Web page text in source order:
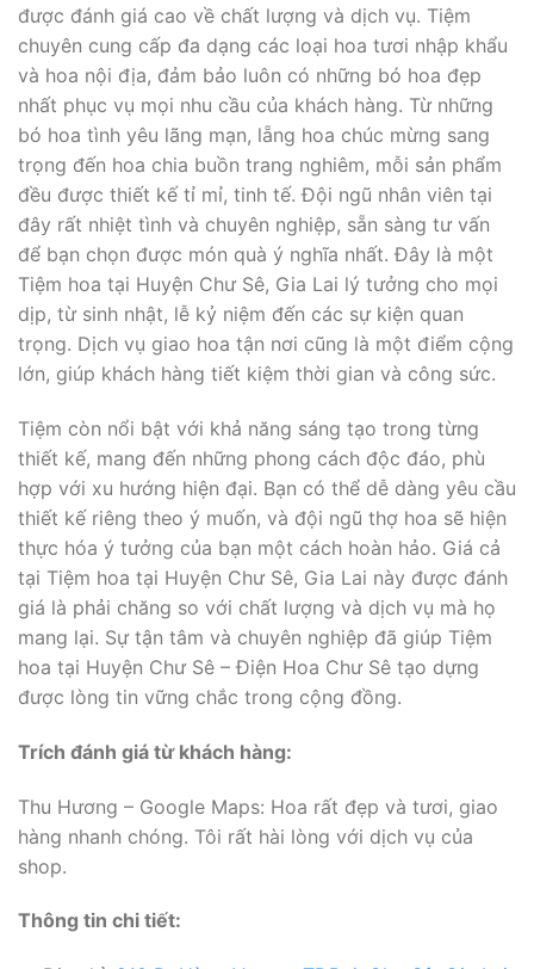
được đánh giá cao về chất lượng và dịch vụ. Tiệm
chuyên cung cấp đa dạng các loại hoa tươi nhập khẩu
và hoa nội địa, đảm bảo luôn có những bó hoa đẹp
nhất phục vụ mọi nhu cầu của khách hàng. Từ những
bó hoa tình yêu lãng mạn, lẵng hoa chúc mừng sang
trọng đến hoa chia buồn trang nghiêm, mỗi sản phẩm
đều được thiết kế tỉ mỉ, tinh tế. Đội ngũ nhân viên tại
đây rất nhiệt tình và chuyên nghiệp, sẵn sàng tư vấn
để bạn chọn được món quà ý nghĩa nhất. Đây là một
Tiệm hoa tại Huyện Chư Sê, Gia Lai lý tưởng cho mọi
dịp, từ sinh nhật, lễ kỷ niệm đến các sự kiện quan
trọng. Dịch vụ giao hoa tận nơi cũng là một điểm cộng
lớn, giúp khách hàng tiết kiệm thời gian và công sức.
Tiệm còn nổi bật với khả năng sáng tạo trong từng
thiết kế, mang đến những phong cách độc đáo, phù
hợp với xu hướng hiện đại. Bạn có thể dễ dàng yêu cầu
thiết kế riêng theo ý muốn, và đội ngũ thợ hoa sẽ hiện
thực hóa ý tưởng của bạn một cách hoàn hảo. Giá cả
tại Tiệm hoa tại Huyện Chư Sê, Gia Lai này được đánh
giá là phải chăng so với chất lượng và dịch vụ mà họ
mang lại. Sự tận tâm và chuyên nghiệp đã giúp Tiệm
hoa tại Huyện Chư Sê – Điện Hoa Chư Sê tạo dựng
được lòng tin vững chắc trong cộng đồng.
Trích đánh giá từ khách hàng:
Thu Hương – Google Maps: Hoa rất đẹp và tươi, giao
hàng nhanh chóng. Tôi rất hài lòng với dịch vụ của
shop.
Thông tin chi tiết: